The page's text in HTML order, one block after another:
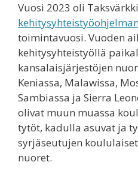
Vuosi 2023 oli
toimintavuosi. Vuoden
kehitysyhteistyöllä
kansalaisjärjestöjen
Keniassa, Malawissa,
Sambiassa ja Sierra
olivat muun muassa
tytöt, kadulla asuvat ja
syrjäseutujen
nuoret.